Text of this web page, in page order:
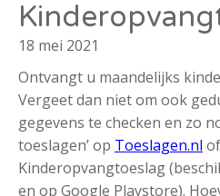
18 mei 2021
Ontvangt u maandelijks
Vergeet dan niet om ook
gegevens te checken en zo
toeslagen’ op Toeslagen.nl
Kinderopvangtoeslag
en op Google Playstore).